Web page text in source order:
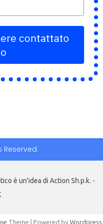
contattato
Reserved.
è un'idea di Action Sh.p.k. -
Theme | Powered by Wordpress